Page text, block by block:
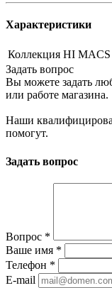
Характеристики
Коллекция HI MACS
Задать вопрос
Вы можете задать
или работе магазина.
Наши
помогут.
Задать вопрос
Вопрос *
Ваше имя *
Телефон *
E-mail